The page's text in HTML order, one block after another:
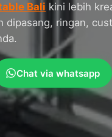
Bali kini lebih
dipasang, ringan,
Chat via whatsapp